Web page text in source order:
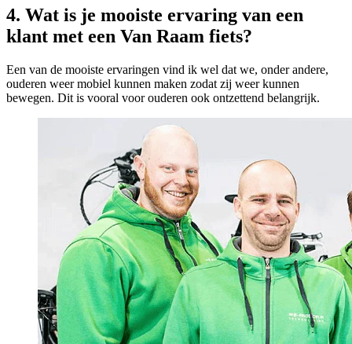
4. Wat is je mooiste ervaring van een
klant met een Van Raam fiets?
Een van de mooiste ervaringen vind ik wel dat we, onder andere,
ouderen weer mobiel kunnen maken zodat zij weer kunnen
bewegen. Dit is vooral voor ouderen ook ontzettend belangrijk.